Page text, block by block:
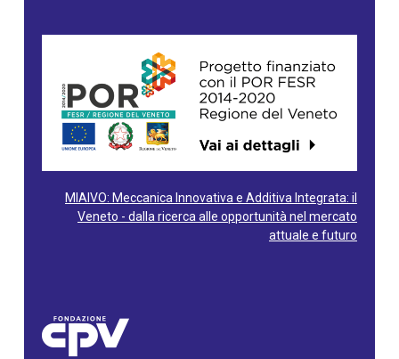
MIAIVO: Meccanica Innovativa e Additiva Integrata: il
Veneto - dalla ricerca alle opportunità nel mercato
attuale e futuro